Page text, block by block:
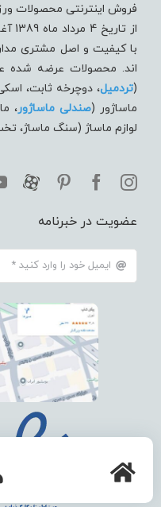
فروش اینترنتی محصولات
از
با کیفیت و اصل مشتری
اند. محصولات عرضه شده
(تردميل، دوچرخه ثابت،
ماساژور (صندلی ماساژور،
لوازم ماساژ (سنگ ماساژ،
عضویت در خبرنامه